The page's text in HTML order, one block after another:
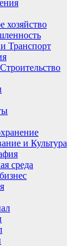
хозяйство
Транспорт
и Культура
среда